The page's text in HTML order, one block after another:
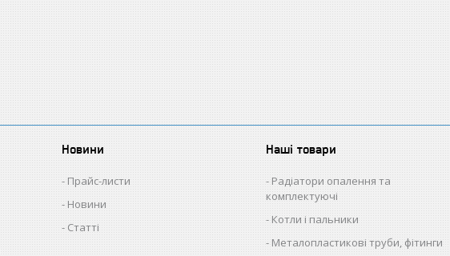
Новини
Прайс-листи
Новини
Статті
Наші товари
Радіатори опалення та
комплектуючі
Котли і пальники
Металопластикові труби, фітинги